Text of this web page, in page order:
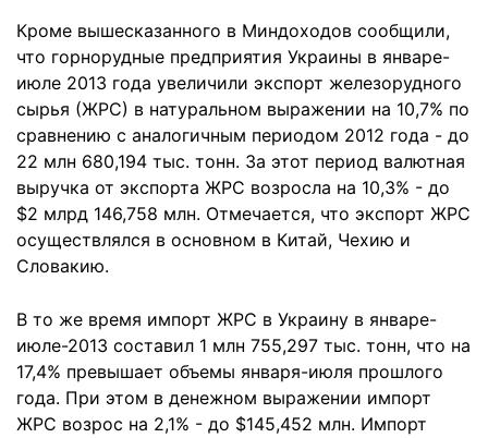
Кроме вышесказанного в Миндоходов сообщили,
что горнорудные предприятия Украины в январе-
июле 2013 года увеличили экспорт железорудного
сырья (ЖРС) в натуральном выражении на 10,7% по
сравнению с аналогичным периодом 2012 года - до
22 млн 680,194 тыс. тонн. За этот период валютная
выручка от экспорта ЖРС возросла на 10,3% - до
$2 млрд 146,758 млн. Отмечается, что экспорт ЖРС
осуществлялся в основном в Китай, Чехию и
Словакию.
В то же время импорт ЖРС в Украину в январе-
июле-2013 составил 1 млн 755,297 тыс. тонн, что на
17,4% превышает объемы января-июля прошлого
года. При этом в денежном выражении импорт
ЖРС возрос на 2,1% - до $145,452 млн. Импорт